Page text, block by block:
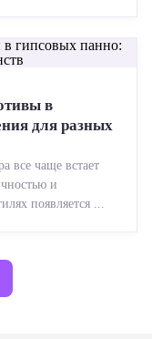
в
для разных
все чаще встает
и
появляется ...